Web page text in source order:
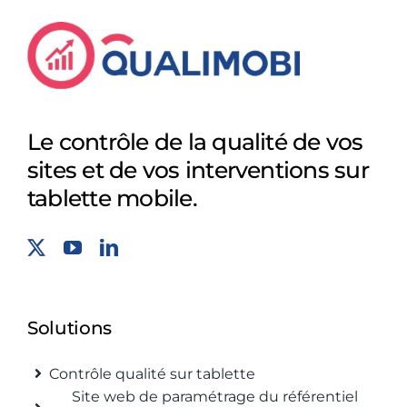
Le contrôle de la qualité de vos
sites et de vos interventions sur
tablette mobile.
Solutions
Contrôle qualité sur tablette
Site web de paramétrage du référentiel